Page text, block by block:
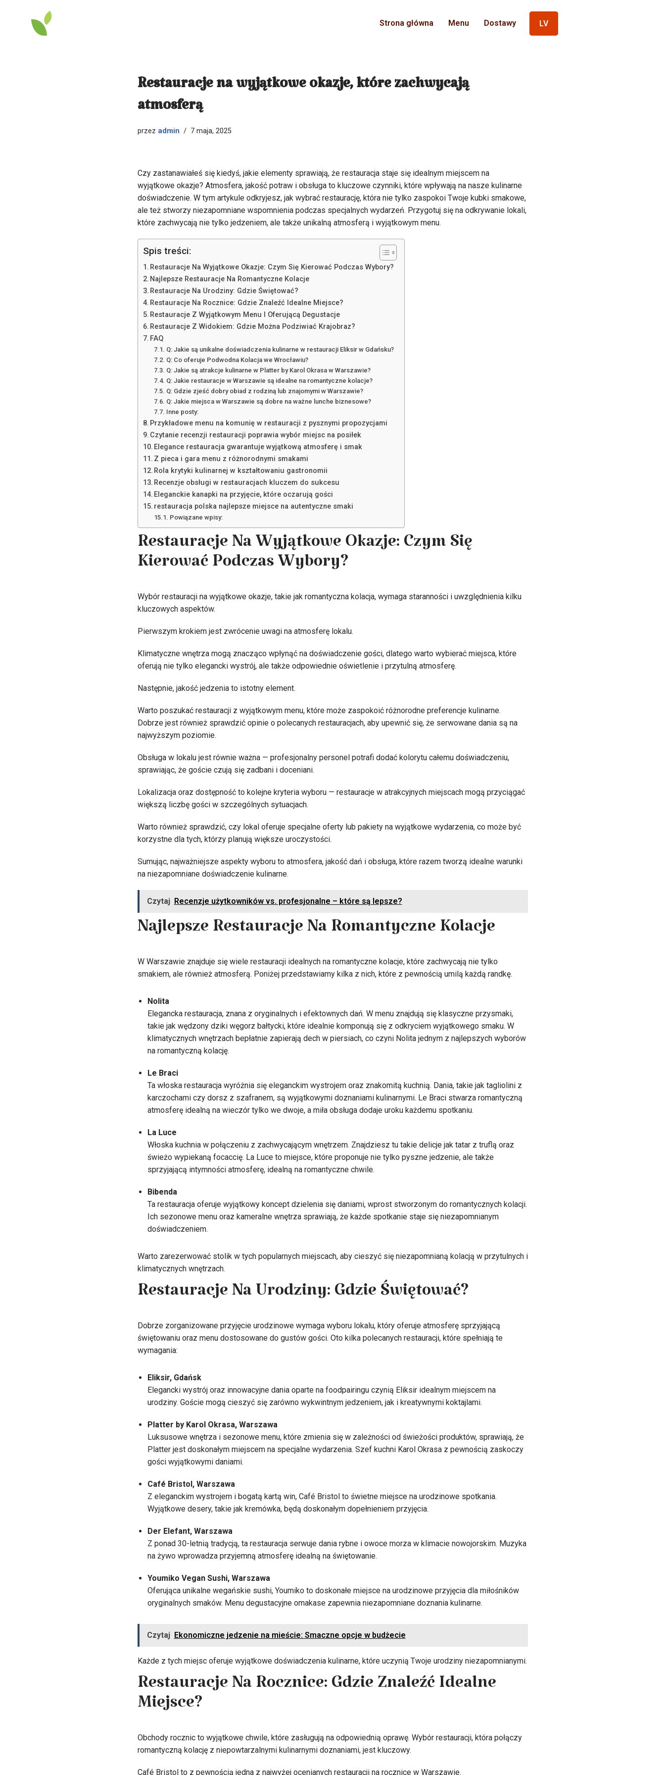
Przejdź
Strona główna Menu Dostawy LV
Restauracje na wyjątkowe okazje, które zachwycają
atmosferą
przez admin 7 maja, 2025
Czy zastanawiałeś się kiedyś, jakie elementy sprawiają, że restauracja staje się idealnym miejscem na
wyjątkowe okazje? Atmosfera, jakość potraw i obsługa to kluczowe czynniki, które wpływają na nasze kulinarne
doświadczenie. W tym artykule odkryjesz, jak wybrać restaurację, która nie tylko zaspokoi Twoje kubki smakowe,
ale też stworzy niezapomniane wspomnienia podczas specjalnych wydarzeń. Przygotuj się na odkrywanie lokali,
które zachwycają nie tylko jedzeniem, ale także unikalną atmosferą i wyjątkowym menu.
Spis treści:
Restauracje Na Wyjątkowe Okazje: Czym Się Kierować Podczas Wybory?
Najlepsze Restauracje Na Romantyczne Kolacje
Restauracje Na Urodziny: Gdzie Świętować?
Restauracje Na Rocznice: Gdzie Znaleźć Idealne Miejsce?
Restauracje Z Wyjątkowym Menu I Oferującą Degustacje
Restauracje Z Widokiem: Gdzie Można Podziwiać Krajobraz?
FAQ
Q: Jakie są unikalne doświadczenia kulinarne w restauracji Eliksir w Gdańsku?
Q: Co oferuje Podwodna Kolacja we Wrocławiu?
Q: Jakie są atrakcje kulinarne w Platter by Karol Okrasa w Warszawie?
Q: Jakie restauracje w Warszawie są idealne na romantyczne kolacje?
Q: Gdzie zjeść dobry obiad z rodziną lub znajomymi w Warszawie?
Q: Jakie miejsca w Warszawie są dobre na ważne lunche biznesowe?
Inne posty:
Przykładowe menu na komunię w restauracji z pysznymi propozycjami
Czytanie recenzji restauracji poprawia wybór miejsc na posiłek
Elegance restauracja gwarantuje wyjątkową atmosferę i smak
Z pieca i gara menu z różnorodnymi smakami
Rola krytyki kulinarnej w kształtowaniu gastronomii
Recenzje obsługi w restauracjach kluczem do sukcesu
Eleganckie kanapki na przyjęcie, które oczarują gości
restauracja polska najlepsze miejsce na autentyczne smaki
Powiązane wpisy:
Restauracje Na Wyjątkowe Okazje: Czym Się
Kierować Podczas Wybory?
Wybór restauracji na wyjątkowe okazje, takie jak romantyczna kolacja, wymaga staranności i uwzględnienia kilku
kluczowych aspektów.
Pierwszym krokiem jest zwrócenie uwagi na atmosferę lokalu.
Klimatyczne wnętrza mogą znacząco wpłynąć na doświadczenie gości, dlatego warto wybierać miejsca, które
oferują nie tylko elegancki wystrój, ale także odpowiednie oświetlenie i przytulną atmosferę.
Następnie, jakość jedzenia to istotny element.
Warto poszukać restauracji z wyjątkowym menu, które może zaspokoić różnorodne preferencje kulinarne.
Dobrze jest również sprawdzić opinie o polecanych restauracjach, aby upewnić się, że serwowane dania są na
najwyższym poziomie.
Obsługa w lokalu jest równie ważna — profesjonalny personel potrafi dodać kolorytu całemu doświadczeniu,
sprawiając, że goście czują się zadbani i doceniani.
Lokalizacja oraz dostępność to kolejne kryteria wyboru — restauracje w atrakcyjnych miejscach mogą przyciągać
większą liczbę gości w szczególnych sytuacjach.
Warto również sprawdzić, czy lokal oferuje specjalne oferty lub pakiety na wyjątkowe wydarzenia, co może być
korzystne dla tych, którzy planują większe uroczystości.
Sumując, najważniejsze aspekty wyboru to atmosfera, jakość dań i obsługa, które razem tworzą idealne warunki
na niezapomniane doświadczenie kulinarne.
Czytaj Recenzje użytkowników vs. profesjonalne – które są lepsze?
Najlepsze Restauracje Na Romantyczne Kolacje
W Warszawie znajduje się wiele restauracji idealnych na romantyczne kolacje, które zachwycają nie tylko
smakiem, ale również atmosferą. Poniżej przedstawiamy kilka z nich, które z pewnością umilą każdą randkę.
Nolita
Elegancka restauracja, znana z oryginalnych i efektownych dań. W menu znajdują się klasyczne przysmaki,
takie jak wędzony dziki węgorz bałtycki, które idealnie komponują się z odkryciem wyjątkowego smaku. W
klimatycznych wnętrzach bepłatnie zapierają dech w piersiach, co czyni Nolita jednym z najlepszych wyborów
na romantyczną kolację.
Le Braci
Ta włoska restauracja wyróżnia się eleganckim wystrojem oraz znakomitą kuchnią. Dania, takie jak tagliolini z
karczochami czy dorsz z szafranem, są wyjątkowymi doznaniami kulinarnymi. Le Braci stwarza romantyczną
atmosferę idealną na wieczór tylko we dwoje, a miła obsługa dodaje uroku każdemu spotkaniu.
La Luce
Włoska kuchnia w połączeniu z zachwycającym wnętrzem. Znajdziesz tu takie delicje jak tatar z truflą oraz
świeżo wypiekaną focaccię. La Luce to miejsce, które proponuje nie tylko pyszne jedzenie, ale także
sprzyjającą intymności atmosferę, idealną na romantyczne chwile.
Bibenda
Ta restauracja oferuje wyjątkowy koncept dzielenia się daniami, wprost stworzonym do romantycznych kolacji.
Ich sezonowe menu oraz kameralne wnętrza sprawiają, że każde spotkanie staje się niezapomnianym
doświadczeniem.
Warto zarezerwować stolik w tych popularnych miejscach, aby cieszyć się niezapomnianą kolacją w przytulnych i
klimatycznych wnętrzach.
Restauracje Na Urodziny: Gdzie Świętować?
Dobrze zorganizowane przyjęcie urodzinowe wymaga wyboru lokalu, który oferuje atmosferę sprzyjającą
świętowaniu oraz menu dostosowane do gustów gości. Oto kilka polecanych restauracji, które spełniają te
wymagania:
Eliksir, Gdańsk
Elegancki wystrój oraz innowacyjne dania oparte na foodpairingu czynią Eliksir idealnym miejscem na
urodziny. Goście mogą cieszyć się zarówno wykwintnym jedzeniem, jak i kreatywnymi koktajlami.
Platter by Karol Okrasa, Warszawa
Luksusowe wnętrza i sezonowe menu, które zmienia się w zależności od świeżości produktów, sprawiają, że
Platter jest doskonałym miejscem na specjalne wydarzenia. Szef kuchni Karol Okrasa z pewnością zaskoczy
gości wyjątkowymi daniami.
Café Bristol, Warszawa
Z eleganckim wystrojem i bogatą kartą win, Café Bristol to świetne miejsce na urodzinowe spotkania.
Wyjątkowe desery, takie jak kremówka, będą doskonałym dopełnieniem przyjęcia.
Der Elefant, Warszawa
Z ponad 30-letnią tradycją, ta restauracja serwuje dania rybne i owoce morza w klimacie nowojorskim. Muzyka
na żywo wprowadza przyjemną atmosferę idealną na świętowanie.
Youmiko Vegan Sushi, Warszawa
Oferująca unikalne wegańskie sushi, Youmiko to doskonałe miejsce na urodzinowe przyjęcia dla miłośników
oryginalnych smaków. Menu degustacyjne omakase zapewnia niezapomniane doznania kulinarne.
Czytaj Ekonomiczne jedzenie na mieście: Smaczne opcje w budżecie
Każde z tych miejsc oferuje wyjątkowe doświadczenia kulinarne, które uczynią Twoje urodziny niezapomnianymi.
Restauracje Na Rocznice: Gdzie Znaleźć Idealne
Miejsce?
Obchody rocznic to wyjątkowe chwile, które zasługują na odpowiednią oprawę. Wybór restauracji, która połączy
romantyczną kolację z niepowtarzalnymi kulinarnymi doznaniami, jest kluczowy.
Café Bristol to z pewnością jedna z najwyżej ocenianych restauracji na rocznice w Warszawie.